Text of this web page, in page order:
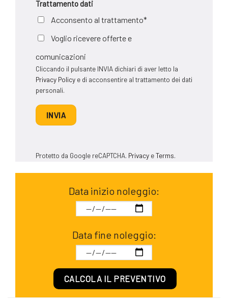
Trattamento dati
Acconsento al trattamento*
Voglio ricevere offerte e
comunicazioni
Cliccando il pulsante INVIA dichiari di aver letto la
Privacy Policy e di acconsentire al trattamento dei dati
personali.
Protetto da Google reCAPTCHA. Privacy eTerms.
Data inizio noleggio:
Data fine noleggio: